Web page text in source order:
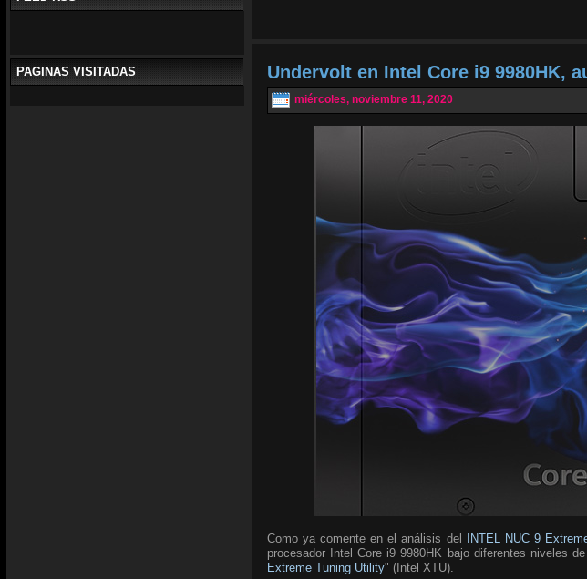
PAGINAS VISITADAS Undervolt en Intel Core i9 9980HK,
miércoles, noviembre 11, 2020
Como ya comente en el análisis del INTEL NUC 9
procesador Intel Core i9 9980HK bajo diferentes niveles
Extreme Tuning Utility" (Intel XTU).